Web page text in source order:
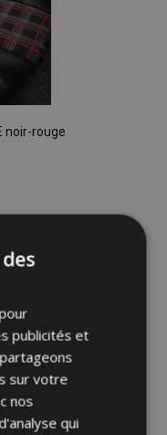
noir-rouge
Ajouter
liste
d'achats
publicités et
sur votre
nos
qui